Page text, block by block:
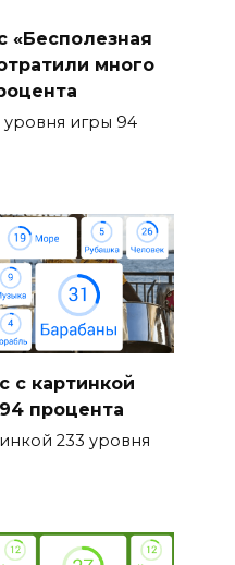
«Бесполезная
много
игры 94
с картинкой
процента
233 уровня